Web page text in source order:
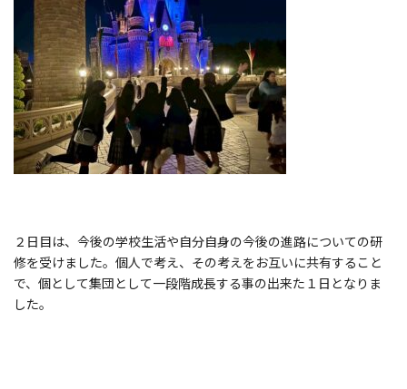
２日目は、 今後の学校生活や自分自身の今後の進路についての研
修を受けました。個人で考え、その考えをお互いに共有すること
で、 個として集団として一段階成長する事の出来た１日となりま
した。